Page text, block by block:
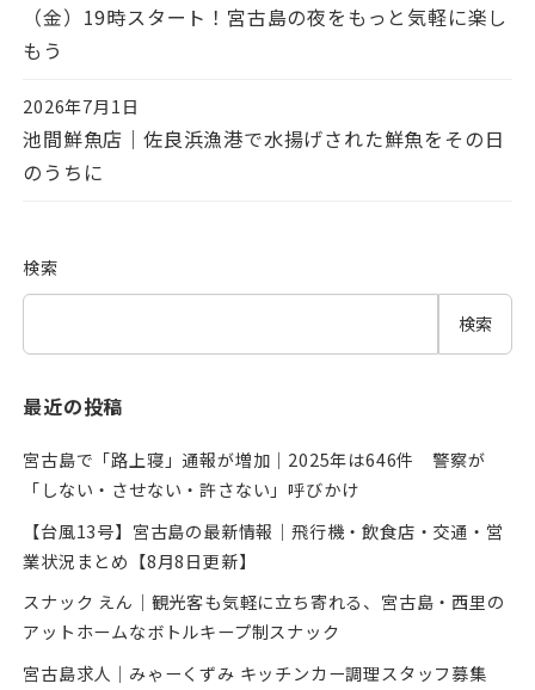
（金）19時スタート！宮古島の夜をもっと気軽に楽し
もう
投稿日
2026年7月1日
池間鮮魚店｜佐良浜漁港で水揚げされた鮮魚をその日
のうちに
検索
検索
最近の投稿
宮古島で「路上寝」通報が増加｜2025年は646件 警察が
「しない・させない・許さない」呼びかけ
【台風13号】宮古島の最新情報｜飛行機・飲食店・交通・営
業状況まとめ【8月8日更新】
スナック えん｜観光客も気軽に立ち寄れる、宮古島・西里の
アットホームなボトルキープ制スナック
宮古島求人｜みゃーくずみ キッチンカー調理スタッフ募集